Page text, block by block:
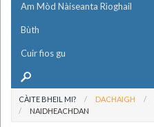
Am Mòd Nàiseanta Rìoghail
Bùth
Cuir fios gu
CÀITE BHEIL MI? DACHAIGH
NAIDHEACHDAN